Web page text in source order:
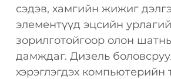
сэдэв, хамгийн жижиг
элементүүд эцсийн
зорилготойгоор олон
дамждаг. Дизель
хэрэглэгдэх